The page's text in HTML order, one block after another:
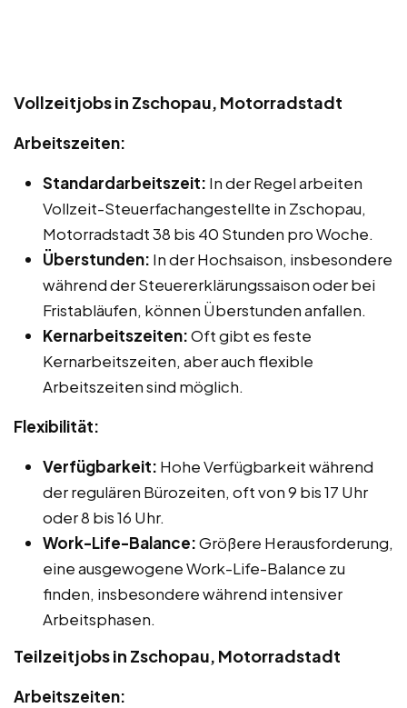
Vollzeitjobs in Zschopau, Motorradstadt
Arbeitszeiten:
Standardarbeitszeit: In der Regel arbeiten
Vollzeit-Steuerfachangestellte in Zschopau,
Motorradstadt 38 bis 40 Stunden pro Woche.
Überstunden: In der Hochsaison, insbesondere
während der Steuererklärungssaison oder bei
Fristabläufen, können Überstunden anfallen.
Kernarbeitszeiten:Oft gibt es feste
Kernarbeitszeiten, aber auch flexible
Arbeitszeiten sind möglich.
Flexibilität:
Verfügbarkeit: Hohe Verfügbarkeit während
der regulären Bürozeiten, oft von 9 bis 17 Uhr
oder 8 bis 16 Uhr.
Work-Life-Balance:Größere Herausforderung,
eine ausgewogene Work-Life-Balance zu
finden, insbesondere während intensiver
Arbeitsphasen.
Teilzeitjobs in Zschopau, Motorradstadt
Arbeitszeiten: